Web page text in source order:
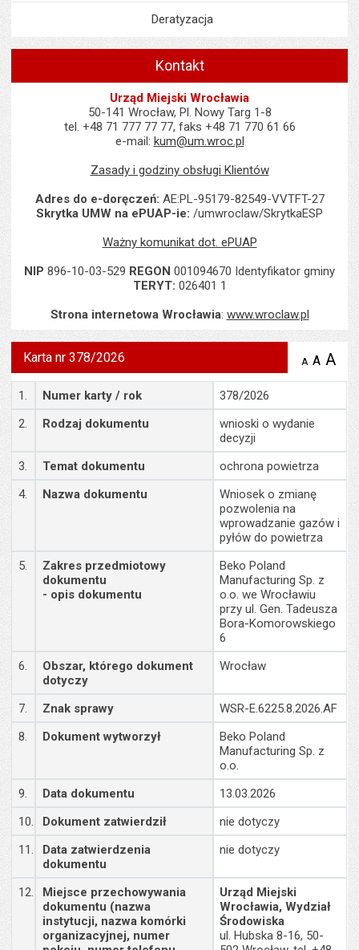
Deratyzacja
Kontakt
Urząd Miejski Wrocławia
50-141 Wrocław, Pl. Nowy Targ 1-8
tel. +48 71 777 77 77, faks +48 71 770 61 66
e-mail: kum@um.wroc.pl
Zasady i godziny obsługi Klientów
Adres do e-doręczeń: AE:PL-95179-82549-VVTFT-27
Skrytka UMW na ePUAP-ie: /umwroclaw/SkrytkaESP
Ważny komunikat dot. ePUAP
NIP 896-10-03-529 REGON 001094670 Identyfikator gminy
TERYT: 026401 1
Strona internetowa Wrocławia: www.wroclaw.pl
Karta nr 378/2026 A zmniejsz
stronie
A A
Szczegóły
1. Numer karty / rok
378/2026
2.
Rodzaj dokumentu
wnioski o wydanie
decyzji
3.
Temat dokumentu
ochrona powietrza
4.
Nazwa dokumentu
Wniosek o zmianę
pozwolenia na
wprowadzanie gazów i
pyłów do powietrza
5.
Zakres przedmiotowy
dokumentu
- opis dokumentu
Beko Poland
Manufacturing Sp. z
o.o. we Wrocławiu
przy ul. Gen. Tadeusza
Bora-Komorowskiego
6
6.
Obszar, którego dokument
dotyczy
Wrocław
7. Znak sprawy
WSR-E.6225.8.2026.AF
8.
Dokument wytworzył
Beko Poland
Manufacturing Sp. z
o.o.
9.
Data dokumentu
13.03.2026
10.
Dokument zatwierdził
nie dotyczy
11.
Data zatwierdzenia
dokumentu
nie dotyczy
12.
Miejsce przechowywania
dokumentu (nazwa
instytucji, nazwa komórki
organizacyjnej, numer
Urząd Miejski
Wrocławia, Wydział
Środowiska
ul. Hubska 8-16, 50-